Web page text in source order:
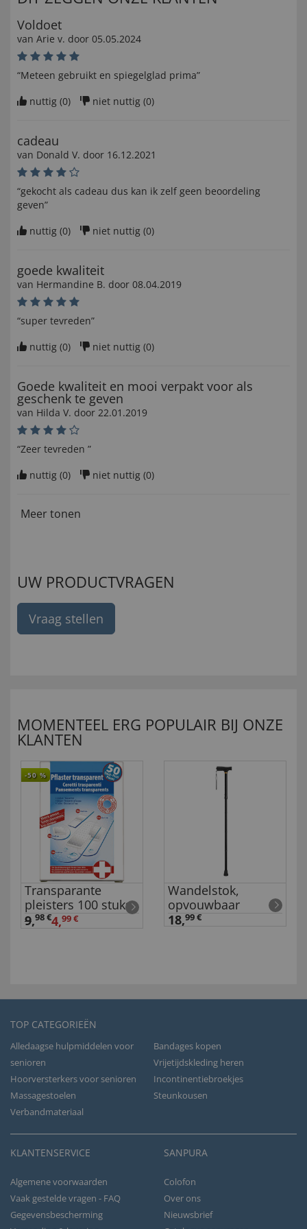
Voldoet
van Arie v. door 05.05.2024
“Meteen gebruikt en spiegelglad prima”
nuttig (0) niet nuttig (0)
cadeau
van Donald V. door 16.12.2021
“gekocht als cadeau dus kan ik zelf geen beoordeling
geven”
nuttig (0) niet nuttig (0)
goede kwaliteit
van Hermandine B. door 08.04.2019
“super tevreden”
nuttig (0) niet nuttig (0)
Goede kwaliteit en mooi verpakt voor als
geschenk te geven
van Hilda V. door 22.01.2019
“Zeer tevreden ”
nuttig (0) niet nuttig (0)
Meer tonen
UW PRODUCTVRAGEN
Vraag stellen
MOMENTEEL ERG POPULAIR BIJ ONZE
KLANTEN
-50 %
Transparante
pleisters 100 stuks
9,98 €4,99 €
Wandelstok,
opvouwbaar
18,99 €
TOP CATEGORIEËN
Alledaagse hulpmiddelen voor
senioren
Bandages kopen
Vrijetijdskleding heren
Hoorversterkers voor senioren
Incontinentiebroekjes
Massagestoelen
Steunkousen
Verbandmateriaal
KLANTENSERVICE
Algemene voorwaarden
Vaak gestelde vragen - FAQ
Gegevensbescherming
SANPURA
Colofon
Over ons
Nieuwsbrief